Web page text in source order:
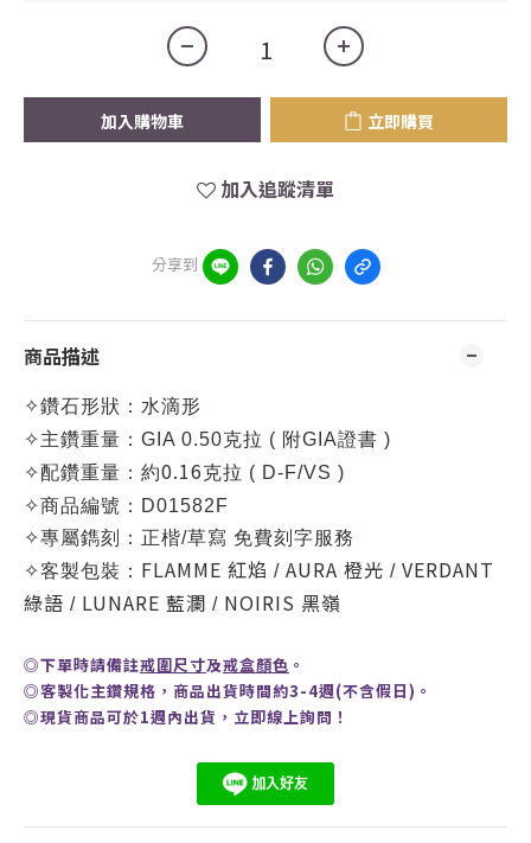
加入購物車 立即購買
加入追蹤清單
分享到
商品描述
✧鑽石形狀：水滴形
✧主鑽重量： GIA 0.50克拉 ( 附GIA證書 )
✧配鑽重量：約0.16克拉 ( D-F/VS )
✧商品編號： D01582F
✧專屬鐫刻：正楷/草寫 免費刻字服務
✧客製包裝： FLAMME 紅焰 / AURA 橙光 / VERDANT
綠語 / LUNARE 藍瀾 / NOIRIS 黑嶺
◎下單時請備註戒圍尺寸及戒盒顏色 。
◎客製化主鑽規格，商品出貨時間約3-4週(不含假日)。
◎現貨商品可於1週內出貨， 立即線上詢問 ！